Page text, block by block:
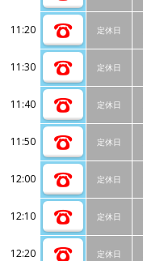
11:20 定休日
11:30 定休日
11:40 定休日
11:50 定休日
12:00 定休日
12:10 定休日
12:20 定休日